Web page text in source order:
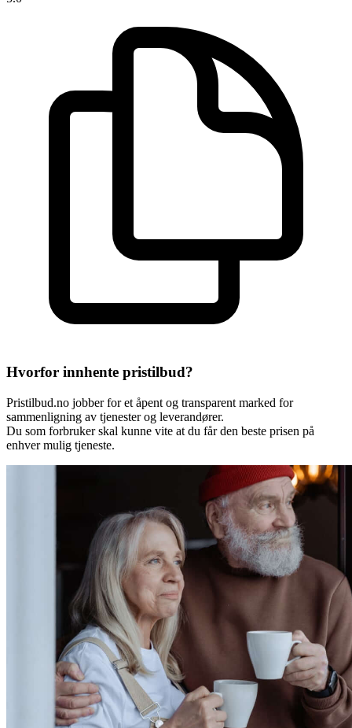
Hvorfor innhente pristilbud?
Pristilbud.no jobber for et åpent og transparent marked for
sammenligning av tjenester og leverandører.
Du som forbruker skal kunne vite at du får den beste prisen på
enhver mulig tjeneste.